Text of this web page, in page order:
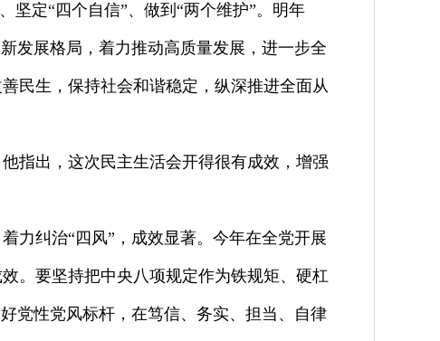
坚定“四个自信”、做到“两个维护”。明年
发展格局，着力推动高质量发展，进一步全
民生，保持社会和谐稳定，纵深推进全面从
指出，这次民主生活会开得很有成效，增强
纠治“四风”，成效显著。今年在全党开展
。要坚持把中央八项规定作为铁规矩、硬杠
党性党风标杆，在笃信、务实、担当、自律